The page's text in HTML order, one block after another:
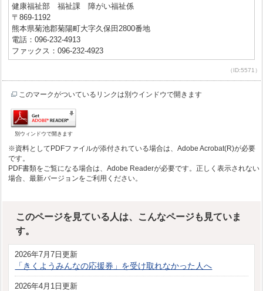
健康福祉部 福祉課 障がい福祉係
〒869-1192
熊本県菊池郡菊陽町大字久保田2800番地
電話：096-232-4913
ファックス：096-232-4923
（ID:5571）
このマークがついているリンクは別ウインドウで開きます
別ウィンドウで開きます
※資料としてPDFファイルが添付されている場合は、Adobe Acrobat(R)が必要
です。
PDF書類をご覧になる場合は、Adobe Readerが必要です。正しく表示されない
場合、最新バージョンをご利用ください。
このページを見ている人は、こんなページも見ていま
す。
2026年7月7日更新
「きくようみんなの応援券」を受け取れなかった人へ
2026年4月1日更新